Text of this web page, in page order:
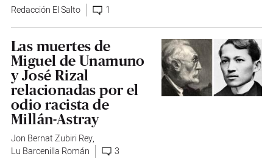
Redacción El Salto 1
Las muertes de
Miguel de Unamuno
y José Rizal
relacionadas por el
odio racista de
Millán-Astray
Jon Bernat Zubiri Rey,
Lu Barcenilla Román
3